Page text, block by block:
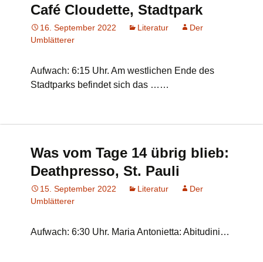
Café Cloudette, Stadtpark
16. September 2022 Literatur
Der
Umblätterer
Aufwach: 6:15 Uhr. Am westlichen Ende des
Stadtparks befindet sich das ……
Was vom Tage 14 übrig blieb:
Deathpresso, St. Pauli
15. September 2022 Literatur
Der
Umblätterer
Aufwach: 6:30 Uhr. Maria Antonietta: Abitudini…